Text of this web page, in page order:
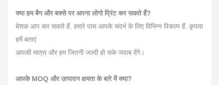
क्या हम बैग और बक्से पर अपना लोगो प्रिंट कर सकते हैं?
बेशक आप कर सकते हैं. हमारे पास आपके संदर्भ के लिए विभिन्न विकल्प हैं. कृपया
हमें बताएं
आपकी मात्रा और हम जितनी जल्दी हो सके जवाब देंगे।
आपके MOQ और उत्पादन क्षमता के बारे में क्या?